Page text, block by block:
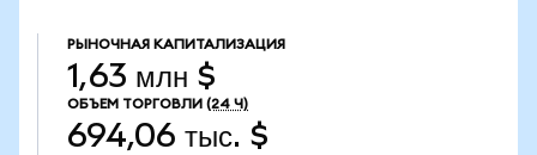
РЫНОЧНАЯ КАПИТАЛИЗАЦИЯ
1,63 млн $
ОБЪЕМ ТОРГОВЛИ (24 Ч)
694,06 тыс. $